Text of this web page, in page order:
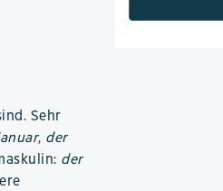
Sehr
, der
der